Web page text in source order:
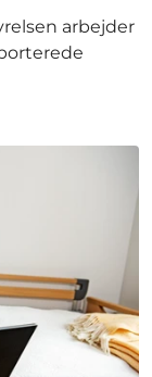
arbejder